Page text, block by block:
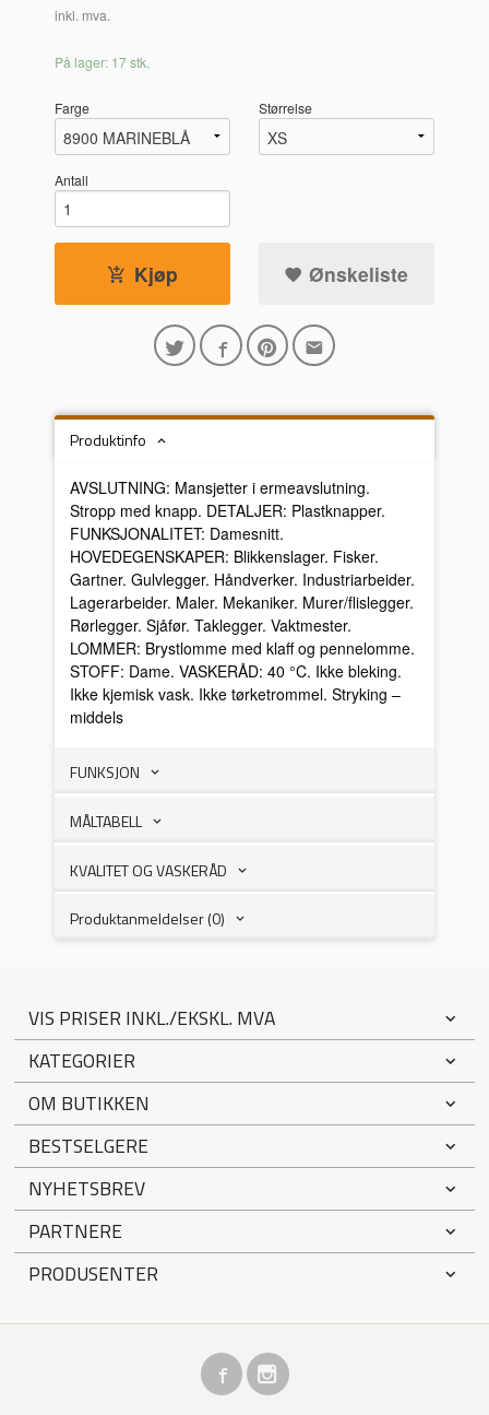
inkl. mva.
På lager: 17 stk.
Farge Størrelse
Antall
Kjøp Ønskeliste
Produktinfo
AVSLUTNING: Mansjetter i ermeavslutning.
Stropp med knapp. DETALJER: Plastknapper.
FUNKSJONALITET: Damesnitt.
HOVEDEGENSKAPER: Blikkenslager. Fisker.
Gartner. Gulvlegger. Håndverker. Industriarbeider.
Lagerarbeider. Maler. Mekaniker. Murer/flislegger.
Rørlegger. Sjåfør. Taklegger. Vaktmester.
LOMMER: Brystlomme med klaff og pennelomme.
STOFF: Dame. VASKERÅD: 40 °C. Ikke bleking.
Ikke kjemisk vask. Ikke tørketrommel. Stryking –
middels
FUNKSJON
MÅLTABELL
KVALITET OG VASKERÅD
Produktanmeldelser (0)
VIS PRISER INKL./EKSKL. MVA
KATEGORIER
OM BUTIKKEN
BESTSELGERE
NYHETSBREV
PARTNERE
PRODUSENTER